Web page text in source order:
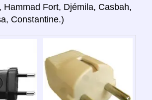
Hammad Fort, Djémila, Casbah,
Constantine.)